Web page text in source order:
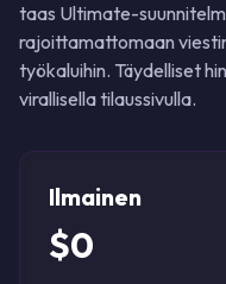
taas Ultimate-
rajoittamattomaan
työkaluihin. Täydelliset
virallisella tilaussivulla.
Ilmainen
$0